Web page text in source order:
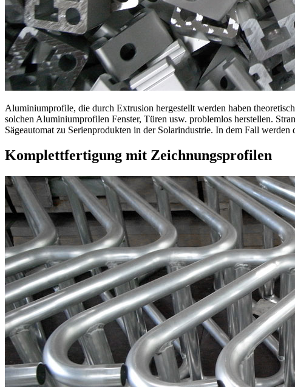
Aluminiumprofile, die durch Extrusion hergestellt werden haben
solchen Aluminiumprofilen Fenster, Türen usw. problemlos herstellen.
Sägeautomat zu Serienprodukten in der Solarindustrie. In dem Fall
Komplettfertigung mit Zeichnungsprofilen